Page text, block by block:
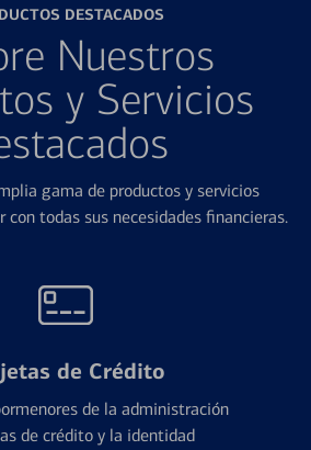
DESTACADOS
Nuestros
y Servicios
gama de productos y servicios
con todas sus necesidades financieras.
de Crédito
de la administración
de crédito y la identidad